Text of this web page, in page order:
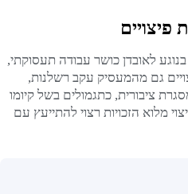
פיצויים
לאובדן כושר עבודה תעסוקתי,
גם מהמעסיק עקב רשלנות,
ציבורית, כתגמולים בשל קיומו
מלוא הזכויות רצוי להתייעץ עם